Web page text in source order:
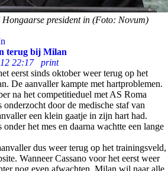
president in (Foto: Novum)
terug bij Milan
22:17
print
eerst sinds oktober weer terug op het
De aanvaller kampte met hartproblemen.
na het competitieduel met AS Roma
door de medische staf van
een klein gaatje in zijn hart had.
het mes en daarna wachtte een lange
dus weer terug op het trainingsveld,
Wanneer Cassano voor het eerst weer
nog even afwachten. Milan wil naar alle